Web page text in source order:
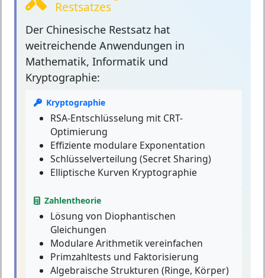
Restsatzes
Der Chinesische Restsatz hat
weitreichende Anwendungen in
Mathematik, Informatik und
Kryptographie:
Kryptographie
RSA-Entschlüsselung mit CRT-
Optimierung
Effiziente modulare Exponentation
Schlüsselverteilung (Secret Sharing)
Elliptische Kurven Kryptographie
Zahlentheorie
Lösung von Diophantischen
Gleichungen
Modulare Arithmetik vereinfachen
Primzahltests und Faktorisierung
Algebraische Strukturen (Ringe, Körper)